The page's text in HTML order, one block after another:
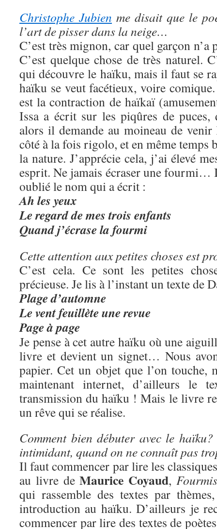
Christophe Jubien me disait que le
l’art de pisser dans la neige…
C’est très mignon, car quel garçon n’a
C’est quelque chose de très naturel.
qui découvre le haïku, mais il faut se
haïku se veut facétieux, voire
est la contraction de haïkaï
Issa a écrit sur les piqûres de puces,
alors il demande au moineau de
côté à la fois rigolo, et en même temps
la nature. J’apprécie cela, j’ai élevé
esprit. Ne jamais écraser une fourmi…
oublié le nom qui a écrit :
Ah les yeux
Le regard de mes trois enfants
Quand j’écrase la fourmi
Cette attention aux petites choses est
C’est cela. Ce sont les petites
précieuse. Je lis à l’instant un texte de
Plage d’automne
Le vent feuillète une revue
Page à page
Je pense à cet autre haïku où une
livre et devient un signet… Nous
papier. Cet un objet que l’on touche,
maintenant internet, d’ailleurs le
transmission du haïku ! Mais le livre
un rêve qui se réalise.
Comment bien débuter avec le
intimidant, quand on ne connaît pas
Il faut commencer par lire les
au livre deMaurice Coyaud,
qui rassemble des textes par
introduction au haïku. D’ailleurs je
commencer par lire des textes de